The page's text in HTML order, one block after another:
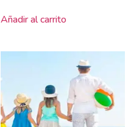
Añadir al carrito